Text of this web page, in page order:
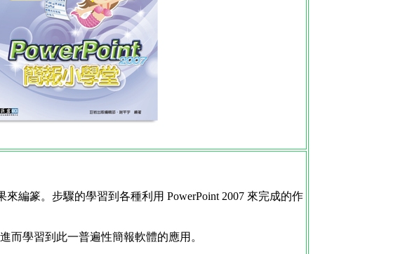
編篆。步驟的學習到各種利用 PowerPoint 2007 來完成的作
而學習到此一普遍性簡報軟體的應用。